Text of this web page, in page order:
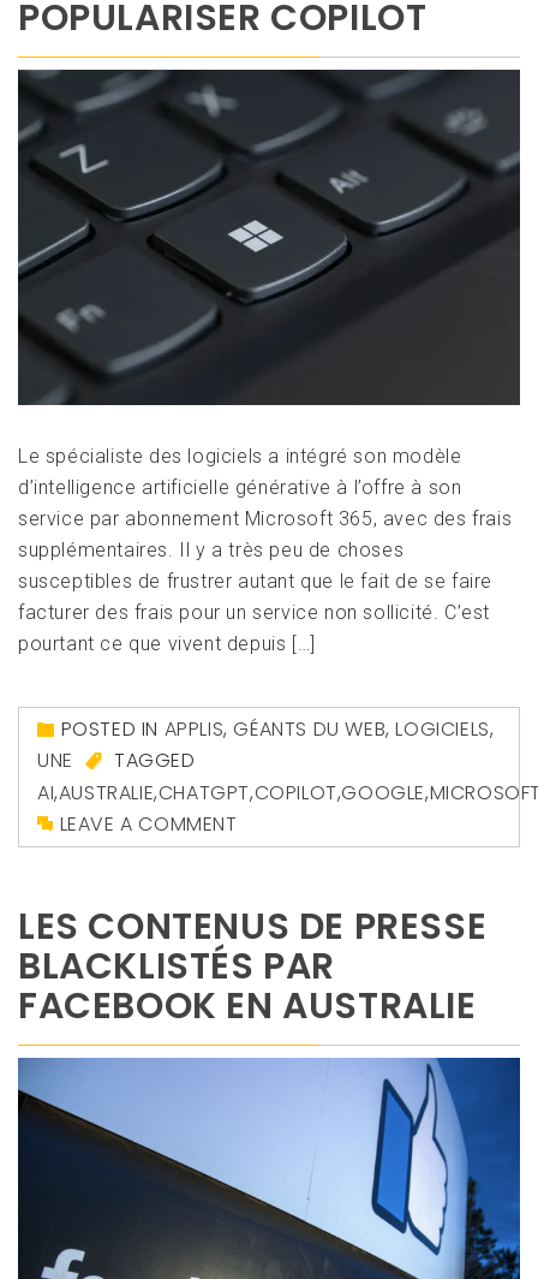
POPULARISER COPILOT
Le spécialiste des logiciels a intégré son modèle
d’intelligence artificielle générative à l’offre à son
service par abonnement Microsoft 365, avec des frais
supplémentaires. Il y a très peu de choses
susceptibles de frustrer autant que le fait de se faire
facturer des frais pour un service non sollicité. C’est
pourtant ce que vivent depuis […]
POSTED IN APPLIS,GÉANTS DU WEB,LOGICIELS,
UNE
TAGGED
AI,AUSTRALIE,CHATGPT,COPILOT,GOOGLE,
LEAVE A COMMENT
LES CONTENUS DE PRESSE
BLACKLISTÉS PAR
FACEBOOK EN AUSTRALIE